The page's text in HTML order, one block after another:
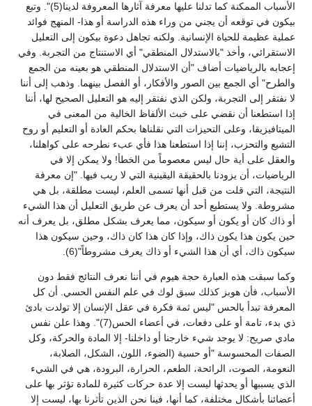
الأسباب الممكنة كما تدلنا عليها معرفة آثارها المعروفة لدينا(5)". وتبع
بيكون في توقعه أن يجني من وراء هذه الدراسة أو هذا- المنهج فوائد
عملية عظيمة للحياة الإنسانية. ولكنه تجاهل دعوة بيكون إلى التعليل
الاستقرائي، وأخذ "بالاستدلال المنطقي" أي الاستنتاج من التجربة. وفي
إعجابه بالرياضيات أضاف "أن الاستدلال المنطقي هو بعينه من الجمع
والطرح" أي الجمع بين الصور والأفكار، أو الفصل بينهما. وذهب إلى أننا
لا نفتقر إلى التجربة، ولكن الذي نفتقر إليه هو التعليل الصحيح لها، أننا
إذا استطعنا أن نقضي على خبث الألفاظ الخالية من المعنى في
الميتافيزيقا، وعلى التحيزات التي نقلناها بحكم العادة أو التعليم أو روح
التشيع والتحزب، إننا إذا استطعنا هذا فأي عبء نطرحه على كواهلنا،
والعقل على أية حال ليس معصوماً من الخطأ! ولا يمكن إلا في
الرياضيات، أن يزودنا بالحقيقة اليقينية التي لا ريب فيها. "إن معرفة
النتيجة، التي قلت من قبل أنها تسمى العلم، ليست مطلقة، بل هي
مشروطة. ولا يستطيع أحد أن يعرف عن طريق التعليل أن هذا الشيء
أو ذاك كان أو يكون أو سيكون، مما يعرف بشكل مطلق، بل يعرف أنه
حين يكون هذا يكون ذاك، وإذا كان هذا كان ذاك، وحين سيكون هذا
سيكون ذاك، أي أن هذا الشيء أو ذاك يعرف مشروطاً"(6).
وكما سبقت هذه العبارة حجة هيوم في أننا نعرف النتائج فقط دون
الأسباب، فأن هوبز كذلك سبق لوك في علم النفس الحسي. أن كل
المعرفة تبدأ بالحس "ليس ثمة فكرة في عقل الإنسان إلا تولدت بادئ
ذي بدء، تامة أو على دفعات، في أعضاء الحس(7)". وهذا علن نفس
مادي صريح: لا يوجد شيء خارجنا أو داخلنا- إلا المادة والحركة، وكل
الصفات المحسوسة "أو حسية (الضوء، اللون، الشكل، الصلابة،
النعومة، الصوت، الرائحة، الطعم، الحرارة، البرودة، هي في الشيء
الذي يسببها أو يحدثها ليست إلا عدة حركات كثيرة للمادة تؤثر بها على
أعضائنا بأشكال مختلفة، كما أنها، فينا نحن الذين تأثرنا بها، ليست إلا